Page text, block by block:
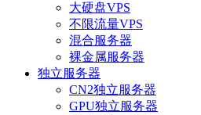
大硬盘VPS
不限流量VPS
混合服务器
裸金属服务器
独立服务器
CN2独立服务器
GPU独立服务器